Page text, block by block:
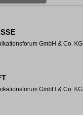
GmbH & Co. KG
GmbH & Co. KG